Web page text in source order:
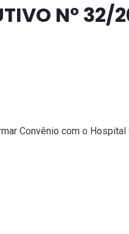
Nº 32/
Convênio com o Hospital